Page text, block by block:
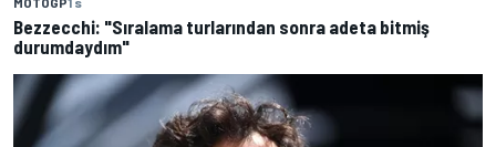
Bezzecchi: "Sıralama turlarından sonra adeta bitmiş
durumdaydım"